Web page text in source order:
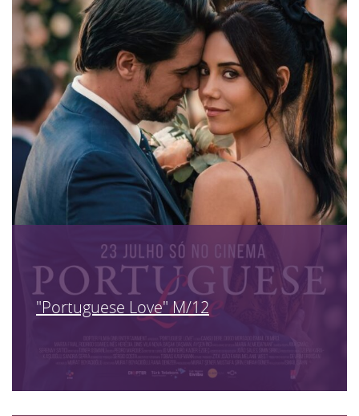
"Portuguese Love" M/12